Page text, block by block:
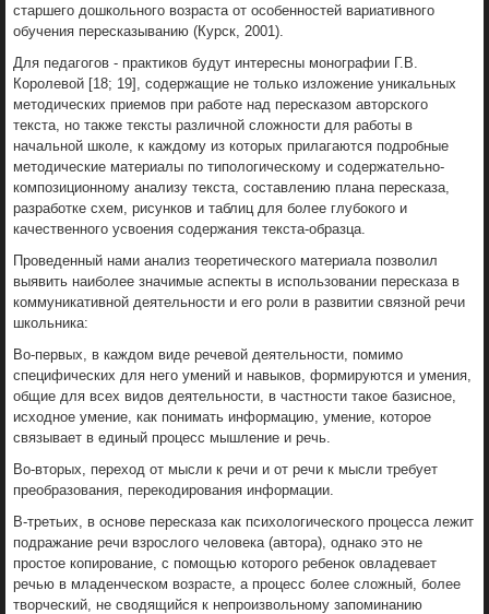
старшего дошкольного возраста от особенностей вариативного
обучения пересказыванию (Курск, 2001).
Для педагогов - практиков будут интересны монографии Г.В.
Королевой [18; 19], содержащие не только изложение уникальных
методических приемов при работе над пересказом авторского
текста, но также тексты различной сложности для работы в
начальной школе, к каждому из которых прилагаются подробные
методические материалы по типологическому и содержательно-
композиционному анализу текста, составлению плана пересказа,
разработке схем, рисунков и таблиц для более глубокого и
качественного усвоения содержания текста-образца.
Проведенный нами анализ теоретического материала позволил
выявить наиболее значимые аспекты в использовании пересказа в
коммуникативной деятельности и его роли в развитии связной речи
школьника:
Во-первых, в каждом виде речевой деятельности, помимо
специфических для него умений и навыков, формируются и умения,
общие для всех видов деятельности, в частности такое базисное,
исходное умение, как понимать информацию, умение, которое
связывает в единый процесс мышление и речь.
Во-вторых, переход от мысли к речи и от речи к мысли требует
преобразования, перекодирования информации.
В-третьих, в основе пересказа как психологического процесса лежит
подражание речи взрослого человека (автора), однако это не
простое копирование, с помощью которого ребенок овладевает
речью в младенческом возрасте, а процесс более сложный, более
творческий, не сводящийся к непроизвольному запоминанию